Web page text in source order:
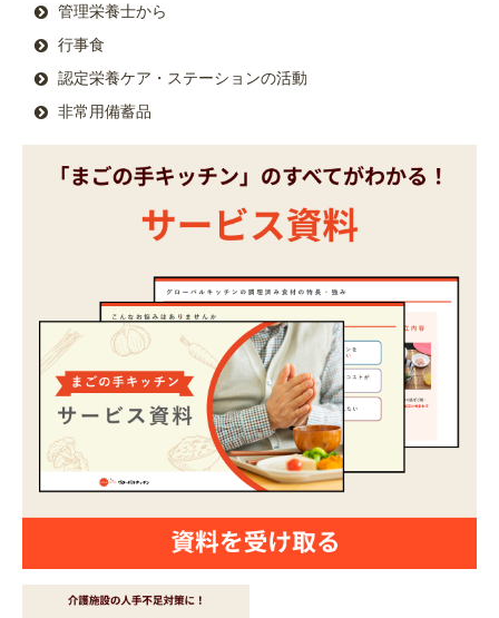
管理栄養士から
行事食
認定栄養ケア・ステーションの活動
非常用備蓄品